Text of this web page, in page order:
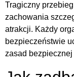
Tragiczny
zachowania
atrakcji. Każdy
bezpieczeństwie
zasad bezpiecznej